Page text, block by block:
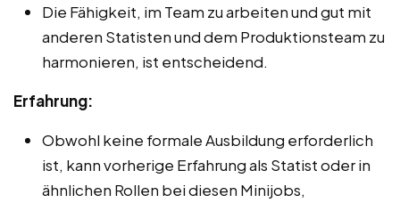
Die Fähigkeit, im Team zu arbeiten und gut mit
anderen Statisten und dem Produktionsteam zu
harmonieren, ist entscheidend.
Erfahrung:
Obwohl keine formale Ausbildung erforderlich
ist, kann vorherige Erfahrung als Statist oder in
ähnlichen Rollen bei diesen Minijobs,